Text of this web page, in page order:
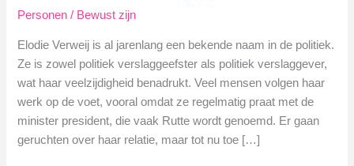
Personen / Bewust zijn
Elodie Verweij is al jarenlang een bekende naam in de politiek.
Ze is zowel politiek verslaggeefster als politiek verslaggever,
wat haar veelzijdigheid benadrukt. Veel mensen volgen haar
werk op de voet, vooral omdat ze regelmatig praat met de
minister president, die vaak Rutte wordt genoemd. Er gaan
geruchten over haar relatie, maar tot nu toe […]